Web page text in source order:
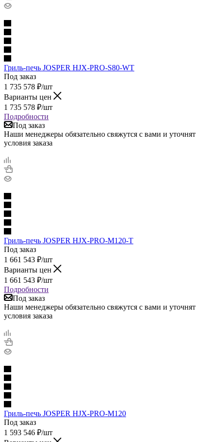
Гриль-печь JOSPER HJX-PRO-S80-WT
Под заказ
1 735 578 ₽/шт
Варианты цен
1 735 578 ₽/шт
Подробности
Под заказ
Наши менеджеры обязательно свяжутся с вами и уточнят
условия заказа
Гриль-печь JOSPER HJX-PRO-M120-T
Под заказ
1 661 543 ₽/шт
Варианты цен
1 661 543 ₽/шт
Подробности
Под заказ
Наши менеджеры обязательно свяжутся с вами и уточнят
условия заказа
Гриль-печь JOSPER HJX-PRO-M120
Под заказ
1 593 546 ₽/шт